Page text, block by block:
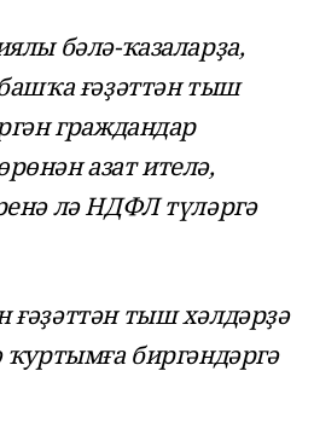
бәлә-ҡазаларҙа,
ғәҙәттән тыш
граждандар
азат ителә,
лә НДФЛ түләргә
тыш хәлдәрҙә
ҡуртымға биргәндәргә